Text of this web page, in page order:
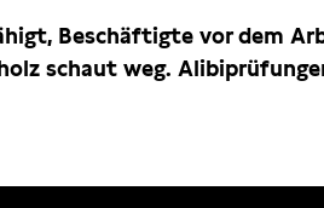
Beschäftigte vor dem
schaut weg.